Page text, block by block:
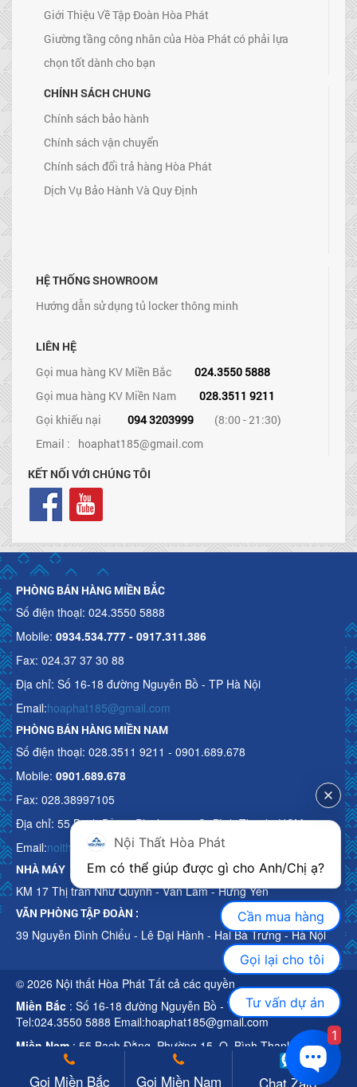
Giới Thiệu Về Tập Đoàn Hòa Phát
Giường tầng công nhân của Hòa Phát có phải lựa
chọn tốt dành cho bạn
CHÍNH SÁCH CHUNG
Chính sách bảo hành
Chính sách vận chuyển
Chính sách đổi trả hàng Hòa Phát
Dịch Vụ Bảo Hành Và Quy Định
HỆ THỐNG SHOWROOM
Hướng dẫn sử dụng tủ locker thông minh
LIÊN HỆ
Gọi mua hàng KV Miền Bắc
024.3550 5888
Gọi mua hàng KV Miền Nam
028.3511 9211
Gọi khiếu nại
094 3203999
(8:00 - 21:30)
Email : hoaphat185@gmail.com
KẾT NỐI VỚI CHÚNG TÔI
PHÒNG BÁN HÀNG MIỀN BẮC
Số điện thoại: 024.3550 5888
Mobile: 0934.534.777 - 0917.311.386
Fax: 024.37 37 30 88
Địa chỉ: Số 16-18 đường Nguyễn Bồ - TP Hà Nội
Email:hoaphat185@gmail.com
PHÒNG BÁN HÀNG MIỀN NAM
Số điện thoại: 028.3511 9211 - 0901.689.678
Mobile: 0901.689.678
Fax: 028.38997105
Địa chỉ: 55 Bạch Đằng, Phường 15, Q. Bình Thạnh, HCM
Email:noithathoaphattot@gmail.com
NHÀ MÁY
KM 17 Thị trấn Như Quỳnh - Văn Lâm - Hưng Yên
VĂN PHÒNG TẬP ĐOÀN :
39 Nguyễn Đình Chiểu - Lê Đại Hành - Hai Bà Trưng - Hà Nội
© 2026 Nội thất Hòa Phát Tất cả các quyền
Miền Bắc : Số 16-18 đường Nguyễn Bồ - TP Hà Nội
Tel:024.3550 5888 Email:hoaphat185@gmail.com
Miền Nam : 55 Bạch Đằng, Phường 15, Q. Bình Thạnh, HCM
Tel:028.3511 9211 Email:noithathoaphattot@gmail.com
Gọi Miền Bắc Gọi Miền Nam Chat Zalo
Nội Thất Hòa Phát
Cần mua hàng
Gọi lại cho tôi
Tư vấn dự án
1